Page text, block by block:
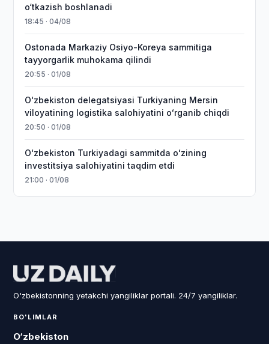
o‘tkazish boshlanadi
18:45 · 04/08
Ostonada Markaziy Osiyo-Koreya sammitiga
tayyorgarlik muhokama qilindi
20:55 · 01/08
Oʻzbekiston delegatsiyasi Turkiyaning Mersin
viloyatining logistika salohiyatini oʻrganib chiqdi
20:50 · 01/08
Oʻzbekiston Turkiyadagi sammitda oʻzining
investitsiya salohiyatini taqdim etdi
21:00 · 01/08
O'zbekistonning yetakchi yangiliklar portali. 24/7 yangiliklar.
BO'LIMLAR
O‘zbekiston